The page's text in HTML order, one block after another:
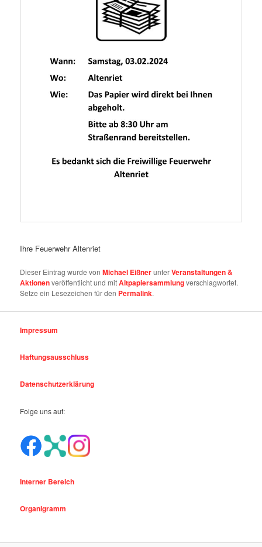
Ihre Feuerwehr Altenriet
Dieser Eintrag wurde vonMichael EißnerunterVeranstaltungen &
Aktionenveröffentlicht und mitAltpapiersammlungverschlagwortet.
Setze ein Lesezeichen für den Permalink.
Impressum
Haftungsausschluss
Datenschutzerklärung
Folge uns auf:
Interner Bereich
Organigramm